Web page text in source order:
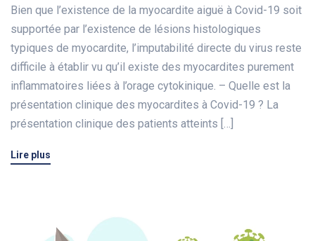
Bien que l’existence de la myocardite aiguë à Covid-19 soit
supportée par l’existence de lésions histologiques
typiques de myocardite, l’imputabilité directe du virus reste
difficile à établir vu qu’il existe des myocardites purement
inflammatoires liées à l’orage cytokinique. – Quelle est la
présentation clinique des myocardites à Covid-19 ? La
présentation clinique des patients atteints […]
Lire plus